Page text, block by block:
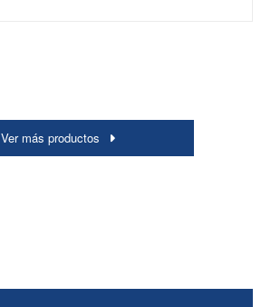
Ver más productos